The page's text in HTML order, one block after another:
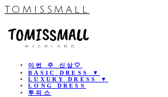
TOMISSMALL
이번 주 신상🤍
BASIC DRESS ▼
LUXURY DRESS ▼
LONG DRESS
투피스